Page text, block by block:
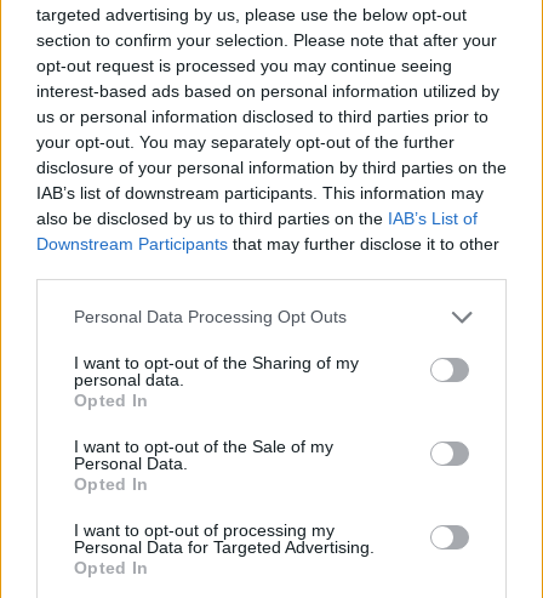
targeted advertising by us, please use the below opt-out
section to confirm your selection. Please note that after your
opt-out request is processed you may continue seeing
interest-based ads based on personal information utilized by
us or personal information disclosed to third parties prior to
your opt-out. You may separately opt-out of the further
disclosure of your personal information by third parties on the
IAB’s list of downstream participants. This information may
also be disclosed by us to third parties on the IAB’s List of
Downstream Participants that may further disclose it to other
Please note that this website/app uses one or more Google
not limited to your visit or usage behaviour. You may click to
grant or deny consent to Google and its third-party tags to
use your data for below specified purposes in below Google
consent section.
Personal Data Processing Opt Outs
I want to opt-out of the Sharing of my
personal data.
Opted In
I want to opt-out of the Sale of my
Personal Data.
Opted In
I want to opt-out of processing my
Personal Data for Targeted Advertising.
Opted In
Ο Akylas εξήγησε ότι υπέστη θλάση στην πλάτη, γεγονός
που τον ανάγκασε να προσαρμόσει το πρόγραμμά του και
να ακυρώσει ορισμένες υποχρεώσεις, ανάμεσά τους και
μια προγραμματισμένη φωτογράφιση.
Παρά το απρόοπτο, ο καλλιτέχνης διαβεβαίωσε ότι η
κατάσταση της υγείας του δεν προκαλεί ανησυχία και
ότι προετοιμάζεται κανονικά για τη μεγάλη βραδιά του
«Μην ανησυχείτε. Θα είμαστε μια χαρά μέχρι τον τελικό.
Μην ανησυχείτε. Αλλά, ναι, σήμερα πονάω λίγο, όμως
άλλα πράγματα για σήμερα γιατί πρέπει να προσέχω για
τις επόμενες μέρες. Αλλά ήθελα πολύ να έρθω να σας
δημοσιογράφους.